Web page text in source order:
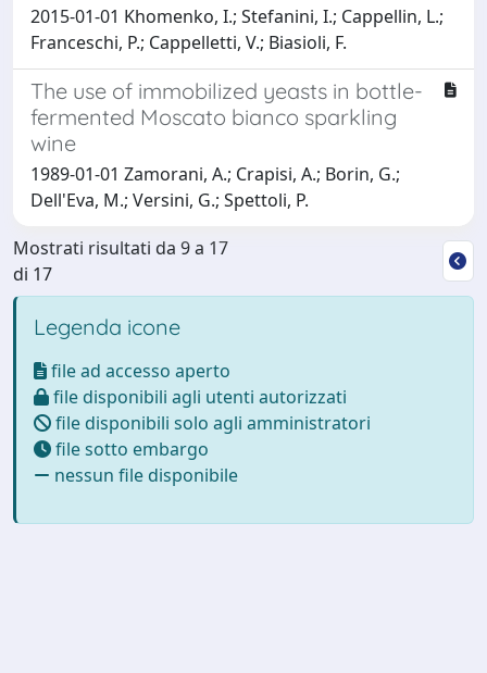
2015-01-01 Khomenko, I.; Stefanini, I.; Cappellin, L.;
Franceschi, P.; Cappelletti, V.; Biasioli, F.
The use of immobilized yeasts in bottle-
fermented Moscato bianco sparkling
wine
1989-01-01 Zamorani, A.; Crapisi, A.; Borin, G.;
Dell'Eva, M.; Versini, G.; Spettoli, P.
Mostrati risultati da 9 a 17
di 17
Legenda icone
file ad accesso aperto
file disponibili agli utenti autorizzati
file disponibili solo agli amministratori
file sotto embargo
nessun file disponibile